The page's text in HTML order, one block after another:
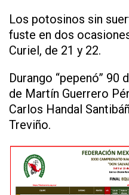
Los potosinos sin
fuste en dos
Curiel, de 21 y 22.
Durango “pepenó” 90
de Martín Guerrero
Carlos Handal
Treviño.